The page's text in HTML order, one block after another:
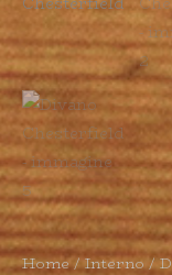
Home/Interno/